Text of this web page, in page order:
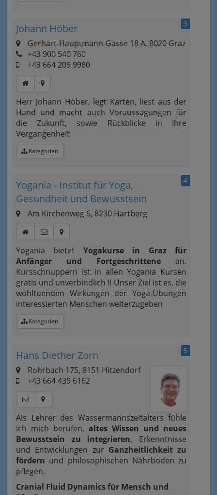
3
Johann Höber
Gerhart-Hauptmann-Gasse 18 A, 8020 Graz
+43 900 540 760
+43 664 209 9980
Herr Johann Höber, legt Karten, liest aus der
Hand und macht auch Voraussagungen für
die Zukunft, sowie Rückblicke in Ihre
Vergangenheit
Kategorien
4
Yogania - Institut für Yoga,
Gesundheit und Bewusstsein
Am Kirchenweg 6, 8230 Hartberg
Yogania bietet Yogakurse in Graz für
Anfänger und Fortgeschrittene an.
Kursschnuppern ist in allen Yogania Kursen
gratis und unverbindlich !! Unser Ziel ist es, die
wohltuenden Wirkungen der Yoga-Übungen
interessierten Menschen weiterzugeben
Kategorien
5
Hans Diether Zorn
Rohrbach 175, 8151 Hitzendorf
+43 664 439 6162
Als Lehrer des Wassermannszeitalters fühle
ich mich berufen, altes Wissen und neues
Bewusstsein zu integrieren, Erkenntnisse
und Entwicklungen zur Ganzheitlichkeit zu
fördern und philosophischen Nährboden zu
pflegen.
Cranial Fluid Dynamics für Mensch und